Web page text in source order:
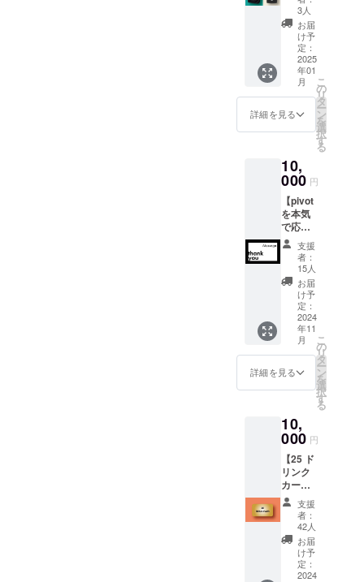
（内容
量 約５
０g）×
３個
（内容
量 約１
５０g）
ピ付き
======
======
======
======
= 原材
料及び
添加物
等の食
品表示
はお届
け商品
のラベ
ルに表
記され
ます。
商品開
は必ず
お届け
ターン
に貼付
された
ラベル
や注意
書きを
ご確認
くださ
い。
======
======
= ・有
効期
限：発
行から1
年間 ・
法：ご
来店限
法：
HAJIK
AMIに
電話ま
たはDM
でご予
約くだ
さい。
その
際、ク
ラウド
ファン
ディン
グのリ
ターン
お伝え
くださ
は、プ
ロジェ
クト終
了後に
お送り
する
メール
をご確
認くだ
さい。
※pivot
======
======
【商品
詳細】
・ライ
トナイ
ロン
リップ
ストッ
・素
材： ナ
イロン
100％
リップ
ストッ
プ ・袋
口ファ
ナー、
内ポ
ケット
付き ・
サイ
ズ：
W32cm
×H33c
m×D13
追加し
たスペ
シャル
セッ
ト！ ・
お礼の
メッ
セージ
・pivot
ド 100g
ジナル
トート
バッグ
・ドリ
ンク１
杯チ
ケット
（11/15
、16 限
定） ※
当日、
直接お
渡しさ
せてい
ただき
ます。
======
======
======
【商品
詳細】
・ヘ
ヴィー
キャン
バス
トート
バッグ
・素
材： 綿
100％
セット
】 pivot
オリジ
ナルナ
イロン
ショル
ダー
バッグ
と、
pivotブ
レンド
セッ
ト。
ショル
ダー
バッグ
は、ナ
イロン
製の軽
量かつ
耐久性
にすぐ
れたア
イテ
ム。
バッグ
も気に
なる、
なる、
そんな
あなた
に！ ・
お礼の
メッ
セージ
・pivot
オリジ
ナルナ
イロン
ショル
ダー
3人
お届
け予
定：
2025
年01
月
詳細を見る
こ
の
リ
タ
ー
ン
を
選
択
す
る
10,
000 円
【pivot
を本気
で応
援！】
pivotを
本気で
応援し
てくだ
さる
方。 あ
りがと
うござ
いま
す。 感
謝の気
持ちを
て、お
礼の
メッ
セージ
を送ら
せてい
ただき
ます。
※応援プ
ラン
（3000
10000
支援
者：
15人
お届
け予
定：
2024
年11
月
詳細を見る
こ
の
リ
タ
ー
ン
を
選
択
す
る
10,
000 円
【25 ド
リンク
カー
ド】 1
枚でド
リンク
25杯を
楽しめ
ます。
１杯400
支援
者：
42人
お届
け予
定：
2024